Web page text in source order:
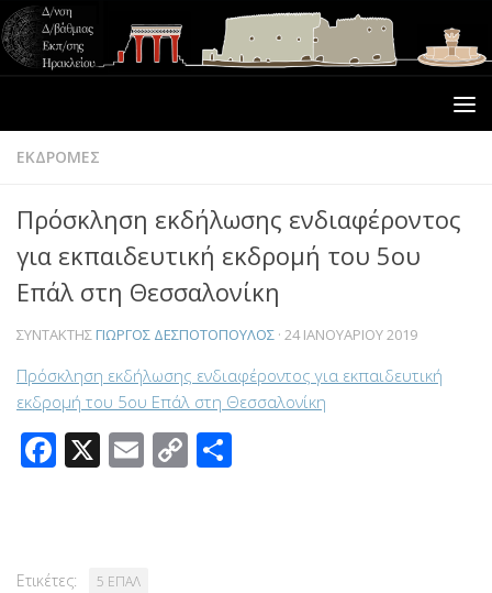
ΕΚΔΡΟΜΕΣ
Πρόσκληση εκδήλωσης ενδιαφέροντος
για εκπαιδευτική εκδρομή του 5ου
Επάλ στη Θεσσαλονίκη
ΣΥΝΤΆΚΤΗΣ ΓΙΏΡΓΟΣ ΔΕΣΠΟΤΌΠΟΥΛΟΣ · 24 ΙΑΝΟΥΑΡΊΟΥ 2019
Πρόσκληση εκδήλωσης ενδιαφέροντος για εκπαιδευτική
εκδρομή του 5ου Επάλ στη Θεσσαλονίκη
Facebook
X Email
Copy
Ετικέτες: 5 ΕΠΑΛ